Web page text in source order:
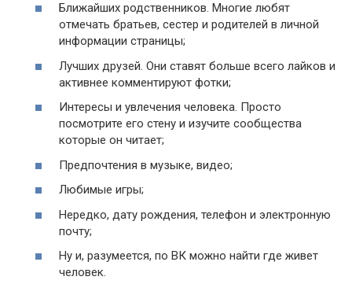
Ближайших родственников. Многие любят
отмечать братьев, сестер и родителей в личной
информации страницы;
Лучших друзей. Они ставят больше всего лайков и
активнее комментируют фотки;
Интересы и увлечения человека. Просто
посмотрите его стену и изучите сообщества
которые он читает;
Предпочтения в музыке, видео;
Любимые игры;
Нередко, дату рождения, телефон и электронную
почту;
Ну и, разумеется, по ВК можно найти где живет
человек.